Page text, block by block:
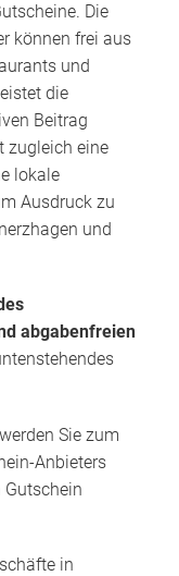
Die
können frei aus
und
die
Beitrag
zugleich eine
lokale
Ausdruck zu
und
abgabenfreien
Sie zum
Anbieters
in